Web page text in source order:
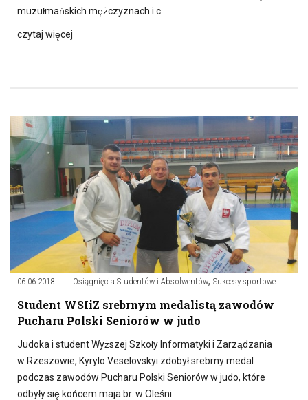
muzułmańskich mężczyznach i c….
czytaj więcej
06.06.2018 Osiągnięcia Studentów i Absolwentów, Sukcesy sportowe
Student WSIiZ srebrnym medalistą zawodów
Pucharu Polski Seniorów w judo
Judoka i student Wyższej Szkoły Informatyki i Zarządzania
w Rzeszowie, Kyrylo Veselovskyi zdobył srebrny medal
podczas zawodów Pucharu Polski Seniorów w judo, które
odbyły się końcem maja br. w Oleśni….